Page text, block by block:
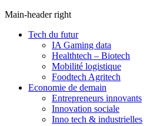
Main-header right
Tech du futur
IA Gaming data
Healthtech – Biotech
Mobilité logistique
Foodtech Agritech
Economie de demain
Entrepreneurs innovants
Innovation sociale
Inno tech & industrielles